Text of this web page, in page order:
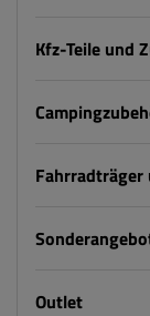
Kfz-Teile und
Fahrradträger
Outlet